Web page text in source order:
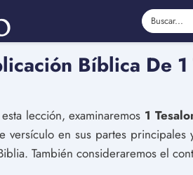
Bíblica De
lección, examinaremos 1
versículo en sus partes
También consideraremos el